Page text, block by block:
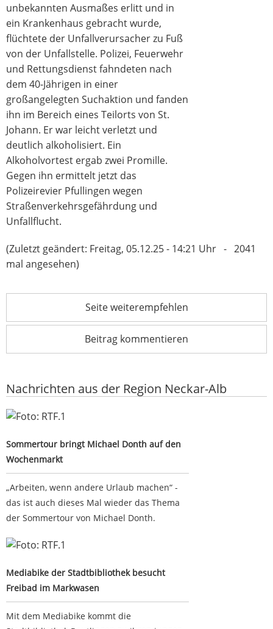
unbekannten Ausmaßes erlitt und in
ein Krankenhaus gebracht wurde,
flüchtete der Unfallverursacher zu Fuß
von der Unfallstelle. Polizei, Feuerwehr
und Rettungsdienst fahndeten nach
dem 40-Jährigen in einer
großangelegten Suchaktion und fanden
ihn im Bereich eines Teilorts von St.
Johann. Er war leicht verletzt und
deutlich alkoholisiert. Ein
Alkoholvortest ergab zwei Promille.
Gegen ihn ermittelt jetzt das
Polizeirevier Pfullingen wegen
Straßenverkehrsgefährdung und
Unfallflucht.
(Zuletzt geändert: Freitag, 05.12.25 - 14:21 Uhr - 2041
mal angesehen)
Seite weiterempfehlen
Beitrag kommentieren
Nachrichten aus der Region Neckar-Alb
Sommertour bringt Michael Donth auf den Wochenmarkt
Sommertour bringt Michael Donth auf den
Wochenmarkt
„Arbeiten, wenn andere Urlaub machen“ -
das ist auch dieses Mal wieder das Thema
der Sommertour von Michael Donth.
Mediabike der Stadtbibliothek besucht Freibad im
Mediabike der Stadtbibliothek besucht
Freibad im Markwasen
Mit dem Mediabike kommt die